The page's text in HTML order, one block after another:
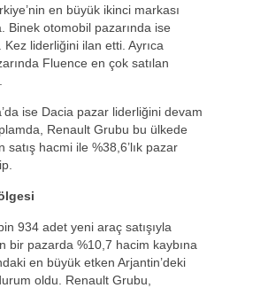
en büyük ikinci markası
Binek otomobil pazarında ise
Kez liderliğini ilan etti. Ayrıca
Fluence en çok satılan
ise Dacia pazar liderliğini devam
Renault Grubu bu ülkede
satış hacmi ile %38,6’lık pazar
934 adet yeni araç satışıyla
bir pazarda %10,7 hacim kaybına
en büyük etken Arjantin’deki
oldu. Renault Grubu,